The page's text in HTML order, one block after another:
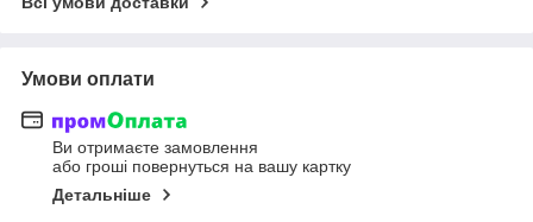
Умови оплати
Ви отримаєте замовлення
або гроші повернуться на вашу картку
Детальніше